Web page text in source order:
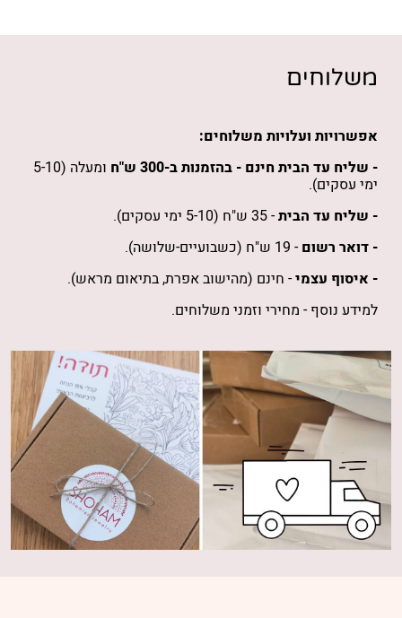
משלוחים
אפשרויות ועלויות משלוחים:
- שליח עד הבית חינם - בהזמנותב-300 ש"ח ומעלה (5-10
ימי עסקים).
- שליח עד הבית- 35 ש"ח (5-10 ימי עסקים).
- דואר רשום- 19 ש"ח (כשבועיים-שלושה).
- איסוף עצמי- חינם (מהישוב אפרת, בתיאום מראש).
למידע נוסף - מחירי וזמני משלוחים.